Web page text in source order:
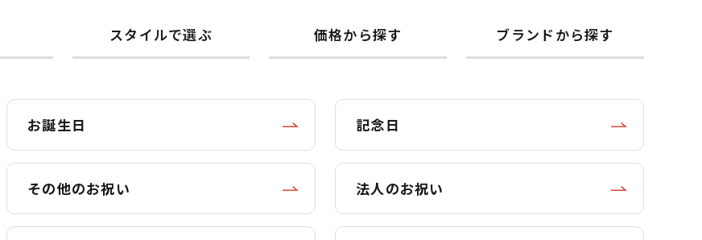
スタイルで選ぶ 価格から探す ブランドから探す
お誕生日 記念日
その他のお祝い 法人のお祝い